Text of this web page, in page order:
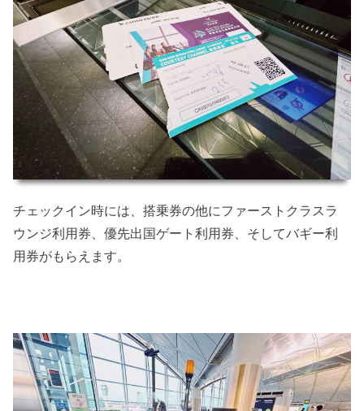
チェックイン時には、搭乗券の他にファーストクラスラ
ウンジ利用券、優先出国ゲート利用券、そしてバギー利
用券がもらえます。